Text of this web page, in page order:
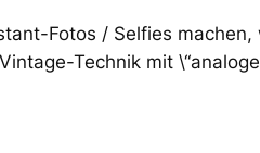
Fotos / Selfies
Technik mit